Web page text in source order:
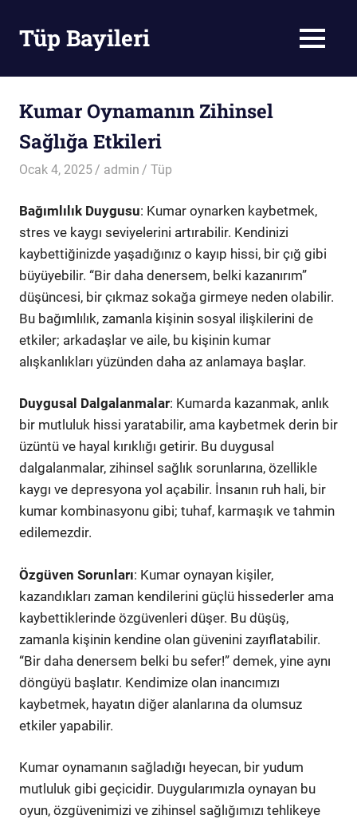
contentTüp Bayileri MENU
Kumar Oynamanın Zihinsel
Sağlığa Etkileri
Ocak 4, 2025 admin Tüp
Bağımlılık Duygusu: Kumar oynarken kaybetmek,
stres ve kaygı seviyelerini artırabilir. Kendinizi
kaybettiğinizde yaşadığınız o kayıp hissi, bir çığ gibi
büyüyebilir. “Bir daha denersem, belki kazanırım”
düşüncesi, bir çıkmaz sokağa girmeye neden olabilir.
Bu bağımlılık, zamanla kişinin sosyal ilişkilerini de
etkiler; arkadaşlar ve aile, bu kişinin kumar
alışkanlıkları yüzünden daha az anlamaya başlar.
Duygusal Dalgalanmalar: Kumarda kazanmak, anlık
bir mutluluk hissi yaratabilir, ama kaybetmek derin bir
üzüntü ve hayal kırıklığı getirir. Bu duygusal
dalgalanmalar, zihinsel sağlık sorunlarına, özellikle
kaygı ve depresyona yol açabilir. İnsanın ruh hali, bir
kumar kombinasyonu gibi; tuhaf, karmaşık ve tahmin
edilemezdir.
Özgüven Sorunları: Kumar oynayan kişiler,
kazandıkları zaman kendilerini güçlü hissederler ama
kaybettiklerinde özgüvenleri düşer. Bu düşüş,
zamanla kişinin kendine olan güvenini zayıflatabilir.
“Bir daha denersem belki bu sefer!” demek, yine aynı
döngüyü başlatır. Kendimize olan inancımızı
kaybetmek, hayatın diğer alanlarına da olumsuz
etkiler yapabilir.
Kumar oynamanın sağladığı heyecan, bir yudum
mutluluk gibi geçicidir. Duygularımızla oynayan bu
oyun, özgüvenimizi ve zihinsel sağlığımızı tehlikeye